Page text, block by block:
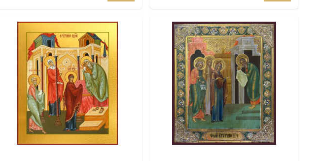
вариаций.
Опции
можно
выбрать
на
странице
товара.
вариаций.
Опции
можно
выбрать
на
странице
товара.